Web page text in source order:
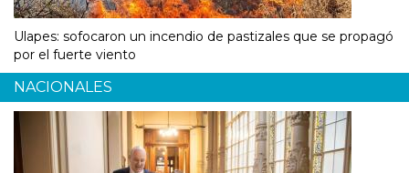
Ulapes: sofocaron un incendio de pastizales que se propagó
por el fuerte viento
NACIONALES